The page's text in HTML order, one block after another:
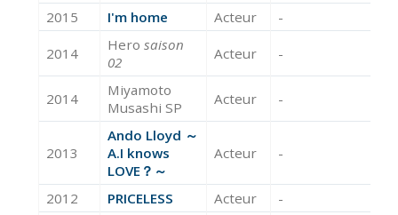
2015 I'm home Acteur -
2014 Hero saison
02
Acteur -
2014
Miyamoto
Musashi SP
Acteur -
2013
Ando Lloyd ～
A.I knows
LOVE？～
Acteur -
2012 PRICELESS Acteur -